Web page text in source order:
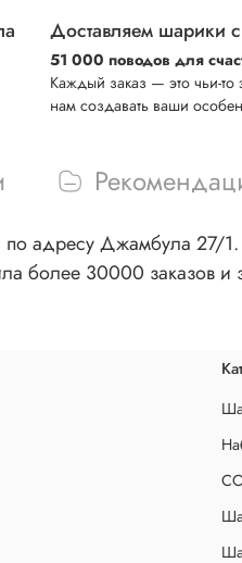
Доставляем шарики
51 000 поводов для
Каждый заказ — это чьи-то
нам создавать ваши
по адресу Джамбула
более 30000 заказов